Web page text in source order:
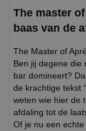
The master
baas van de
The Master of
Ben jij degene die
bar domineert?
de krachtige tekst
weten wie hier de
afdaling tot de
Of je nu een